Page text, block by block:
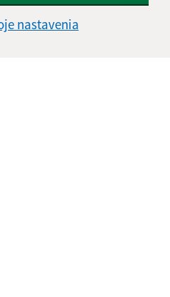
nastavenia